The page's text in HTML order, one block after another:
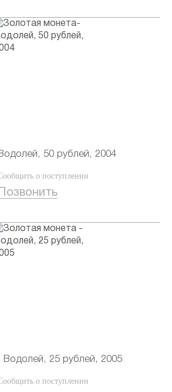
50 рублей, 2004
о поступлении
Позвонить
Водолей, 25 рублей, 2005
о поступлении